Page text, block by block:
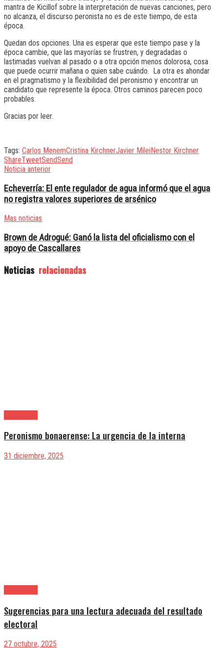
mantra de Kicillof sobre la interpretación de nuevas canciones, pero
no alcanza, el discurso peronista no es de este tiempo, de esta
época.
Quedan dos opciones. Una es esperar que este tiempo pase y la
época cambie, que las mayorías se frustren, y degradadas o
lastimadas vuelvan al pasado o a otra opción menos dolorosa, cosa
que puede ocurrir mañana o quien sabe cuándo. La otra es ahondar
en el pragmatismo y la flexibilidad del peronismo y encontrar un
candidato que represente la época. Otros caminos parecen poco
probables.
Gracias por leer.
Tags: Carlos MenemCristina KirchnerJavier MileiNestor Kirchner
ShareTweetSendSend
Noticia anterior
Echeverría: El ente regulador de agua informó que el agua
no registra valores superiores de arsénico
Mas noticias
Brown de Adrogué: Ganó la lista del oficialismo con el
apoyo de Cascallares
Noticias relacionadas
Peronismo bonaerense: La urgencia de la interna
31 diciembre, 2025
Sugerencias para una lectura adecuada del resultado
electoral
27 octubre, 2025